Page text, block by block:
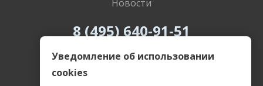
Новости
8 (495) 640-91-51
8 (800) 505-69-55
Уведомление об использовании
cookies